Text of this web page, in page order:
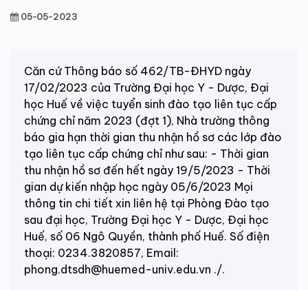
05-05-2023
Căn cứ Thông báo số 462/TB-ĐHYD ngày
17/02/2023 của Trường Đại học Y - Dược, Đại
học Huế về việc tuyển sinh đào tạo liên tục cấp
chứng chỉ năm 2023 (đợt 1), Nhà trường thông
báo gia hạn thời gian thu nhận hồ sơ các lớp đào
tạo liên tục cấp chứng chỉ như sau: - Thời gian
thu nhận hồ sơ đến hết ngày 19/5/2023 - Thời
gian dự kiến nhập học ngày 05/6/2023 Mọi
thông tin chi tiết xin liên hệ tại Phòng Ðào tạo
sau đại học, Trường Ðại học Y - Dược, Đại học
Huế, số 06 Ngô Quyền, thành phố Huế. Số điện
thoại: 0234.3820857, Email:
phong.dtsdh@huemed-univ.edu.vn ./.